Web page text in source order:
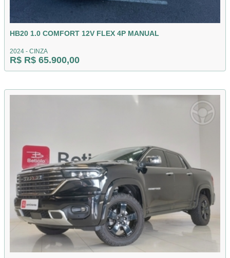
HB20 1.0 COMFORT 12V FLEX 4P MANUAL
2024 - CINZA
R$ R$ 65.900,00